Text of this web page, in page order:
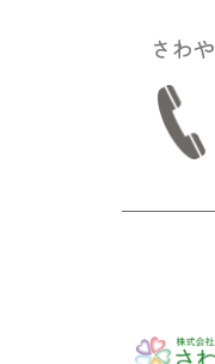
さわ